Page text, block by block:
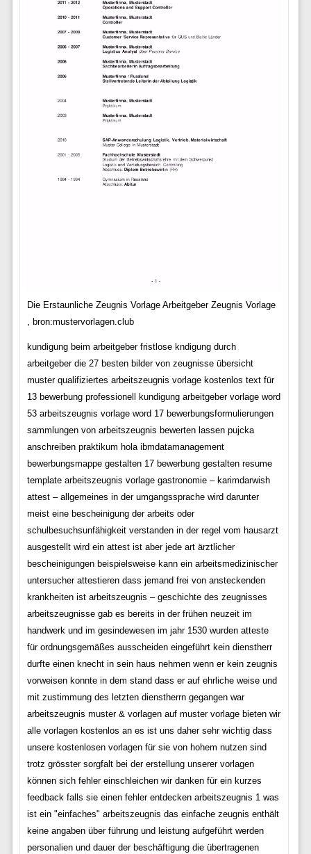
Die Erstaunliche Zeugnis Vorlage Arbeitgeber Zeugnis Vorlage
, bron:mustervorlagen.club
kundigung beim arbeitgeber fristlose kndigung durch
arbeitgeber die 27 besten bilder von zeugnisse übersicht
muster qualifiziertes arbeitszeugnis vorlage kostenlos text für
13 bewerbung professionell kundigung arbeitgeber vorlage word
53 arbeitszeugnis vorlage word 17 bewerbungsformulierungen
sammlungen von arbeitszeugnis bewerten lassen pujcka
anschreiben praktikum hola ibmdatamanagement
bewerbungsmappe gestalten 17 bewerbung gestalten resume
template arbeitszeugnis vorlage gastronomie – karimdarwish
attest – allgemeines in der umgangssprache wird darunter
meist eine bescheinigung der arbeits oder
schulbesuchsunfähigkeit verstanden in der regel vom hausarzt
ausgestellt wird ein attest ist aber jede art ärztlicher
bescheinigungen beispielsweise kann ein arbeitsmedizinischer
untersucher attestieren dass jemand frei von ansteckenden
krankheiten ist arbeitszeugnis – geschichte des zeugnisses
arbeitszeugnisse gab es bereits in der frühen neuzeit im
handwerk und im gesindewesen im jahr 1530 wurden atteste
für ordnungsgemäßes ausscheiden eingeführt kein dienstherr
durfte einen knecht in sein haus nehmen wenn er kein zeugnis
vorweisen konnte in dem stand dass er auf ehrliche weise und
mit zustimmung des letzten dienstherrn gegangen war
arbeitszeugnis muster & vorlagen auf muster vorlage bieten wir
alle vorlagen kostenlos an es ist uns daher sehr wichtig dass
unsere kostenlosen vorlagen für sie von hohem nutzen sind
trotz grösster sorgfalt bei der erstellung unserer vorlagen
können sich fehler einschleichen wir danken für ein kurzes
feedback falls sie einen fehler entdecken arbeitszeugnis 1 was
ist ein "einfaches" arbeitszeugnis das einfache zeugnis enthält
keine angaben über führung und leistung aufgeführt werden
personalien und dauer der beschäftigung die übertragenen